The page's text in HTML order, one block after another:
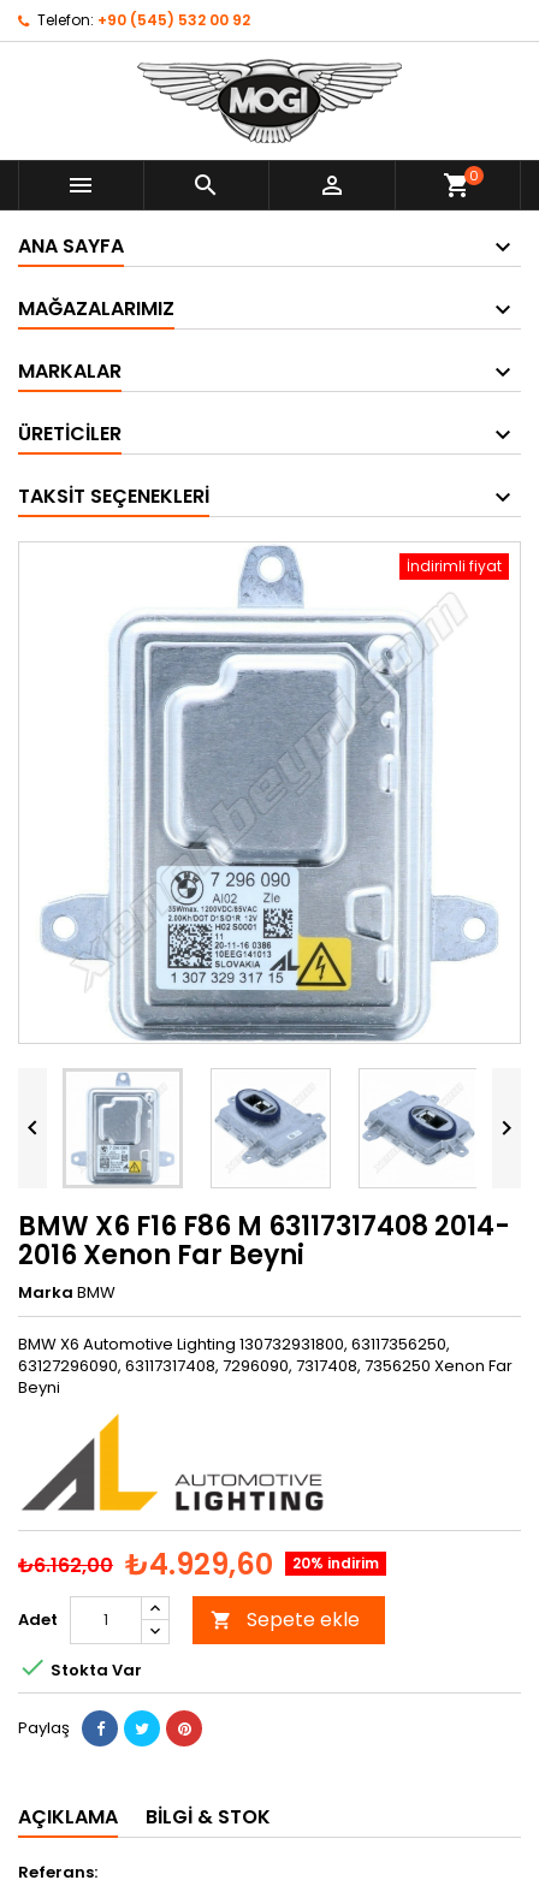
Telefon: +90 (545) 532 00 92
   shopping_cart0
ANA SAYFA
MAĞAZALARIMIZ
MARKALAR
ÜRETICILER
TAKSIT SEÇENEKLERI
İndirimli fiyat
 
BMW X6 F16 F86 M 63117317408 2014-
2016 Xenon Far Beyni
Marka BMW
BMW X6 Automotive Lighting 130732931800, 63117356250,
63127296090, 63117317408, 7296090, 7317408, 7356250 Xenon Far
Beyni
₺6.162,00 ₺4.929,60 20% indirim
Adet  Sepete ekle
 Stokta Var
Paylaş
AÇIKLAMA BILGI & STOK
Referans: